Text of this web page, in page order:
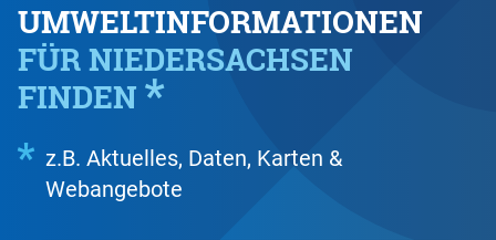
UMWELTINFORMATIONEN
FÜR NIEDERSACHSEN
FINDEN
z.B. Aktuelles, Daten, Karten &
Webangebote